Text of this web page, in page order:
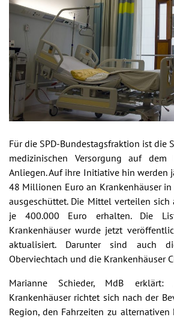
Für die SPD-Bundestagsfraktion ist die
medizinischen Versorgung auf
Anliegen. Auf ihre Initiative hin werden
48 Millionen Euro an Krankenhäuser
ausgeschüttet. Die Mittel verteilen
je 400.000 Euro erhalten. Die
Krankenhäuser wurde jetzt
aktualisiert. Darunter sind auch
Oberviechtach und die Krankenhäuser
Marianne Schieder, MdB erklärt:
Krankenhäuser richtet sich nach der
Region, den Fahrzeiten zu alternativen